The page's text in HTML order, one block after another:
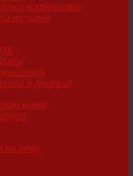
материалов
из ткани
МК
Идеи
и деревья
кухня
на зиму